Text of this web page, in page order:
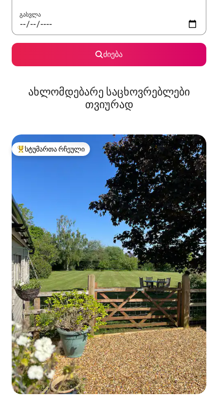
გასვლა
ძიება
ახლომდებარე საცხოვრებლები
თვიურად
სტუმართა რჩეული მოწინავე ვარიანტი
სტუმართა რჩეული